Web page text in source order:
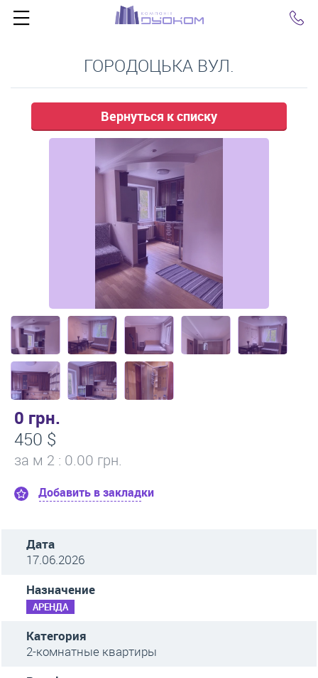
ГОРОДОЦЬКА ВУЛ.
Вернуться к списку
0 грн.
450 $
за м 2 : 0.00 грн.
Добавить в закладки
Дата
17.06.2026
Назначение
АРЕНДА
Категория
2-комнатные квартиры